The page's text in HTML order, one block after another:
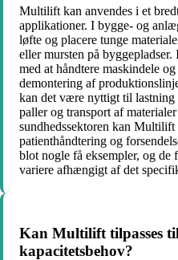
Multilift kan anvendes i et
applikationer. I bygge- og
løfte og placere tunge
eller mursten på
med at håndtere maskindele
demontering af
kan det være nyttigt til
paller og transport af
sundhedssektoren kan
patienthåndtering og
blot nogle få eksempler, og de
variere afhængigt af det
Kan Multilift tilpasses
kapacitetsbehov?